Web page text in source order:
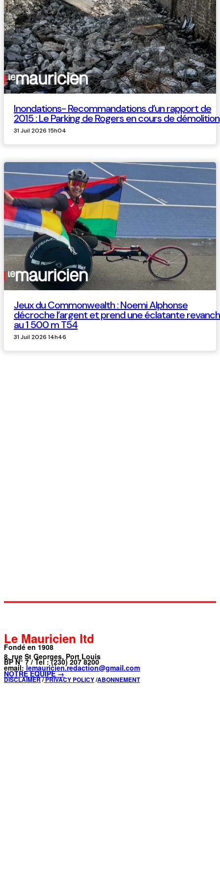
Inondations- Recommandations d’un rapport de
2015 : Le Parking de Rogers en cours de démolition
31 Juil 2026 15h04
Jeux du Commonwealth : Noemi Alphonse
décroche l’argent et prend une éclatante
au 1 500 m T54
31 Juil 2026 14h46
Le Mauricien ltd
Fondé en 1908
8, rue St Georges, Port Louis
BP N° 7 / Tel : (230) 207 8200
email: lemauricien.redaction@gmail.com
NOTRE ÉQUIPE →
DISCLAIMER/PRIVACY POLICY/ABONNEMENT